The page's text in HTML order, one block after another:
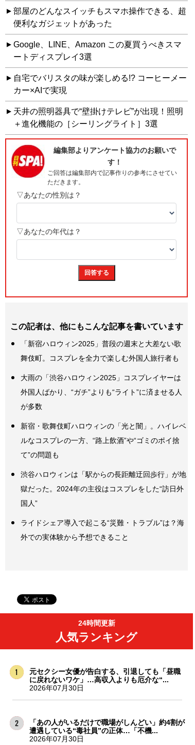
部屋のどんなスイッチもスマホ操作できる、超
便利なガジェットがあった
Google、LINE、Amazon この夏買うべきスマ
ートディスプレイ3選
自宅でバリスタの味が楽しめる!? コーヒーメー
カー×AIで実現
天井の照明器具で“壁掛けテレビ”が出現！照明
＋進化機能の［シーリングライト］3選
この記者は、他にもこんな記事を書いています
「新宿ハロウィン2025」普段の週末と大差ない歌
舞伎町。コスプレを全力で楽しむ外国人旅行者も
大雨の「渋谷ハロウィン2025」コスプレイヤーは
外国人ばかり、“ガチ”よりも“ライト”に済ませる人
が多数
新宿・歌舞伎町ハロウィンの「光と闇」。ハイレベ
ルなコスプレの一方、“路上飲酒”や“ゴミのポイ捨
て”の問題も
渋谷ハロウィンは「駅からの長距離迂回歩行」が地
獄だった。2024年の主役はコスプレをした“訪日外
国人”
ライドシェア導入で起こる“災難・トラブル”は？海
外での実体験から予想できること
24時間更新
人気ランキング
元セクシー女優が告白する、引退しても「昼職
に戻れないワケ」…高収入よりも厄介な“...
2026年07月30日
「あの人がいるだけで職場がしんどい」約4割が
遭遇している“毒社員”の正体…「不機...
2026年07月30日